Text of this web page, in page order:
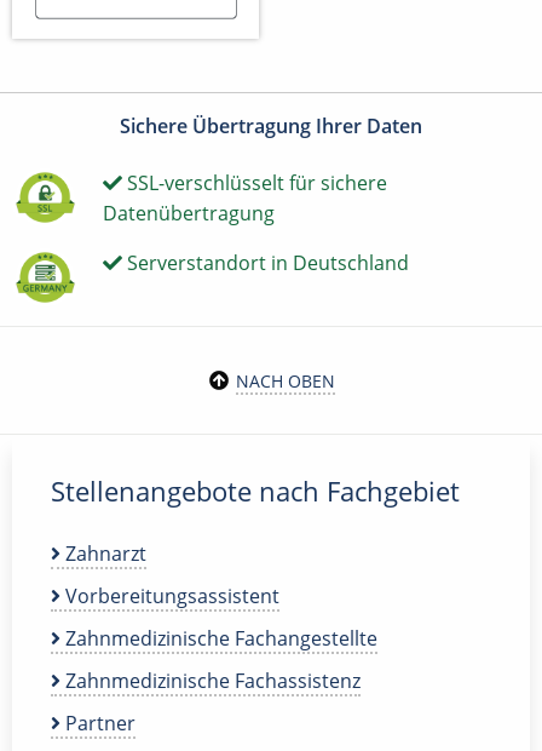
Sichere Übertragung Ihrer Daten
SSL-verschlüsselt für sichere
Datenübertragung
Serverstandort in Deutschland
NACH OBEN
Stellenangebote nach Fachgebiet
Zahnarzt
Vorbereitungsassistent
Zahnmedizinische Fachangestellte
Zahnmedizinische Fachassistenz
Partner